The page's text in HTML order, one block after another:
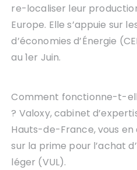
re-localiser leur
Europe. Elle s’appuie sur
d’économies d’Énergie
au 1er Juin.
Comment fonctionne-t-
? Valoxy, cabinet
Hauts-de-France, vous
sur la prime pour l’achat
léger (VUL).